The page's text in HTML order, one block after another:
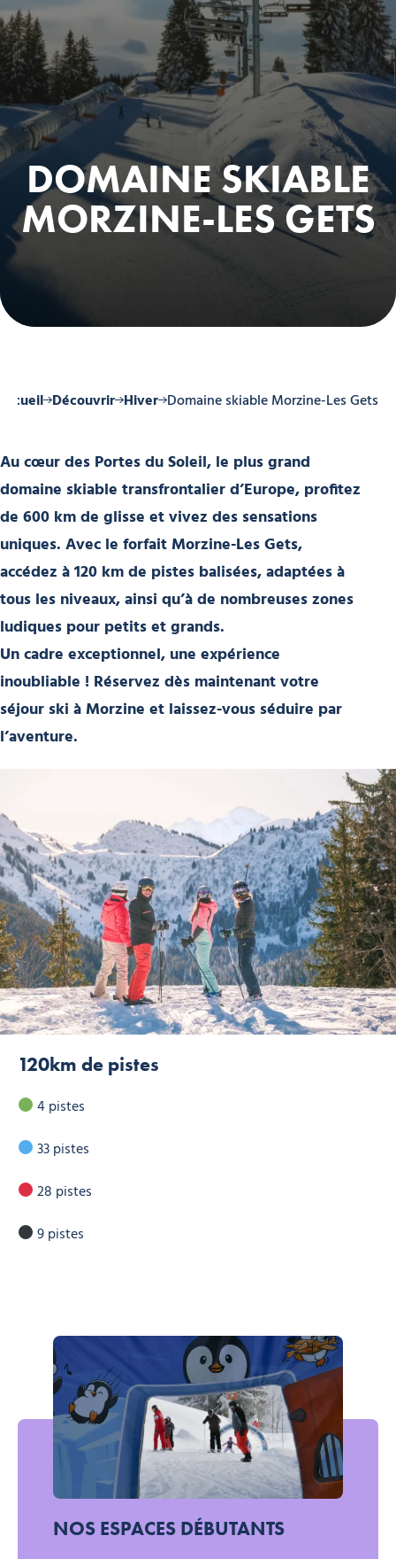
DOMAINE SKIABLE
MORZINE-LES GETS
Découvrir Hiver Domaine skiable Morzine-Les Gets
Au cœur des Portes du Soleil, le plus grand
domaine skiable transfrontalier d’Europe, profitez
de 600 km de glisse et vivez des sensations
uniques. Avec le forfait Morzine-Les Gets,
accédez à120 km de pistes balisées, adaptées à
tous les niveaux, ainsi qu’à de nombreuseszones
ludiques pour petits et grands.
Un cadre exceptionnel, une expérience
inoubliable ! Réservez dès maintenant votre
séjour ski à Morzine et laissez-vous séduire par
l’aventure.
120km de pistes
4 pistes
33 pistes
28 pistes
9 pistes
NOS ESPACES DÉBUTANTS